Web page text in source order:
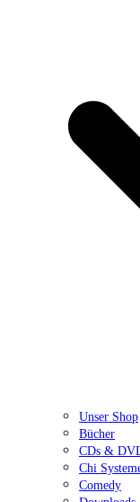
Unser Shop
Bücher
CDs &
Chi
Comedy